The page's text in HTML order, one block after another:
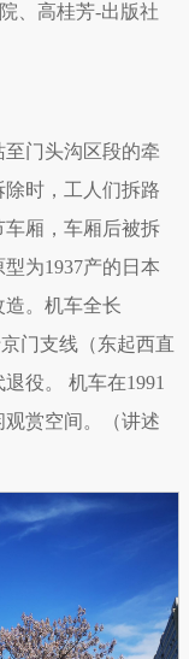
、高桂芳-出版社
门头沟区段的牵
时，工人们拆路
厢，车厢后被拆
为1937产的日本
造。机车全长
门支线（东起西直
役。 机车在1991
赏空间。（讲述